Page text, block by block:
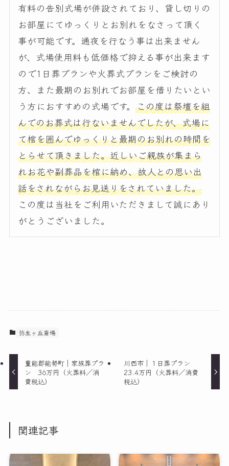
有料の告別式場が併設されており、貸し切りの
お部屋にてゆっくりとお別れをなさって頂く
事が可能です。通夜を行なう事は出来ません
が、式場使用料も低価格で抑える事が出来ます
ので1日葬プランや火葬式プランをご検討の
方、また最期のお別れでお部屋を借りたいとい
う方におすすめの式場です。この度は祭壇を組
んでのお葬式は行ないませんでしたが、式場に
て棺を囲んでゆっくりと最期のお別れの時間を
とらせて頂きました。近しいご親族が集まら
れお花や副葬品を棺に納め、故人との思い出
話をされながらお見送りをされていました。
この度は当社をご利用いただきまして誠にあり
がとうございました。
弥生ヶ丘斎場
豊能郡能勢町｜家族葬プラ
ン 36万円（火葬料／消
費税込）
川西市｜１日葬プラン
23.4万円（火葬料／消費
税込）
関連記事